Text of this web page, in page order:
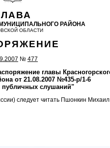
РАЙОНА
ОБЛАСТИ
№ 477
главы
от 21.08.2007 №435-р/1-6
слушаний"
следует читать Пшонкин